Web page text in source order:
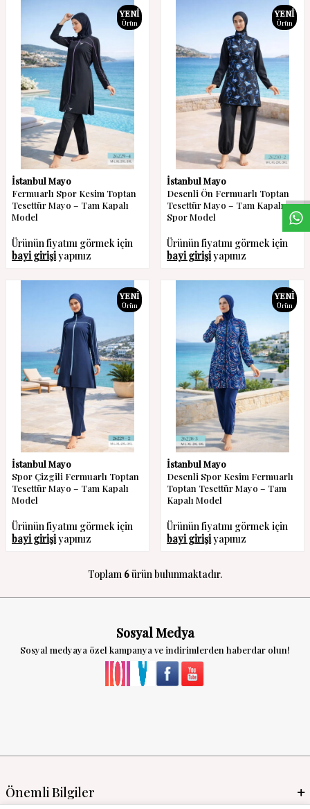
WhasappDesteHatt
YENI
Ürün
İstanbul Mayo
Fermuarlı Spor Kesim Toptan
Tesettür Mayo – Tam Kapalı
Model
Ürünün fiyatını görmek için
bayi girişiyapınız
YENI
Ürün
İstanbul Mayo
Desenli Ön Fermuarlı Toptan
Tesettür Mayo – Tam Kapalı
Spor Model
Ürünün fiyatını görmek için
bayi girişiyapınız
YENI
Ürün
İstanbul Mayo
Spor Çizgili Fermuarlı Toptan
Tesettür Mayo – Tam Kapalı
Model
Ürünün fiyatını görmek için
bayi girişiyapınız
YENI
Ürün
İstanbul Mayo
Desenli Spor Kesim Fermuarlı
Toptan Tesettür Mayo – Tam
Kapalı Model
Ürünün fiyatını görmek için
bayi girişiyapınız
Toplam 6ürün bulunmaktadır.
Sosyal Medya
Sosyal medyaya özel kampanya ve indirimlerden haberdar olun!
Önemli Bilgiler